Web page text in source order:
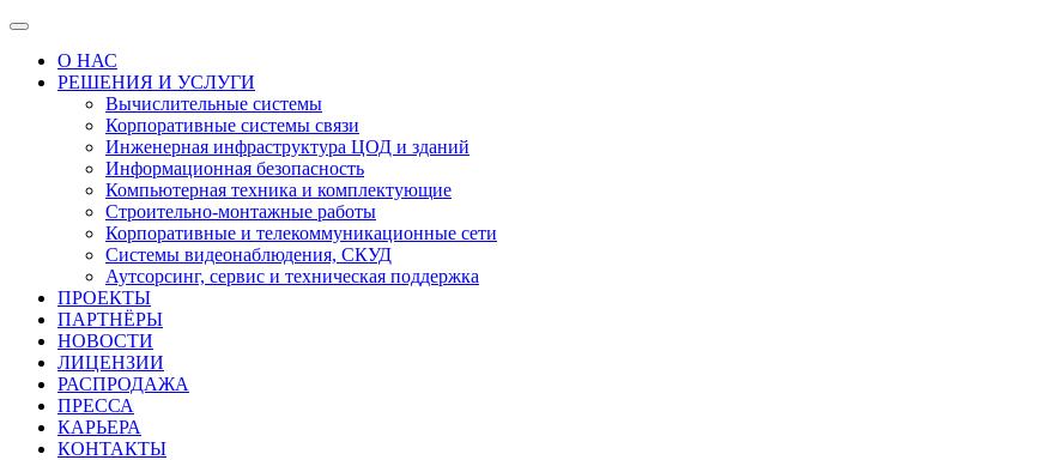
О НАС
РЕШЕНИЯ И УСЛУГИ
Вычислительные системы
Корпоративные системы связи
Инженерная инфраструктура ЦОД и зданий
Информационная безопасность
Компьютерная техника и комплектующие
Строительно-монтажные работы
Корпоративные и телекоммуникационные сети
Системы видеонаблюдения, СКУД
Аутсорсинг, сервис и техническая поддержка
ПРОЕКТЫ
ПАРТНЁРЫ
НОВОСТИ
ЛИЦЕНЗИИ
РАСПРОДАЖА
ПРЕССА
КАРЬЕРА
КОНТАКТЫ